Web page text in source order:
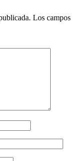
Los campos